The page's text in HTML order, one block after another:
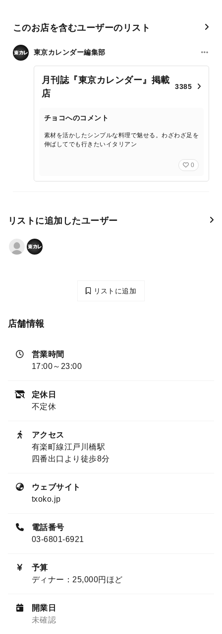
このお店を含むユーザーのリスト
東京カレンダー編集部
月刊誌『東京カレンダー』掲載
店
3385
チョコへのコメント
素材を活かしたシンプルな料理で魅せる。わざわざ足を
伸ばしてでも行きたいイタリアン
0
リストに追加したユーザー
リストに追加
店舗情報
営業時間
17:00～23:00
定休日
不定休
アクセス
有楽町線江戸川橋駅
四番出口より徒歩8分
ウェブサイト
txoko.jp
電話番号
03-6801-6921
予算
ディナー：25,000円ほど
開業日
未確認